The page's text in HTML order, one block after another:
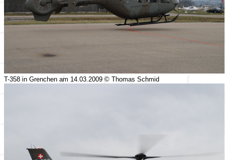
T-358 in Grenchen am 14.03.2009 © Thomas Schmid